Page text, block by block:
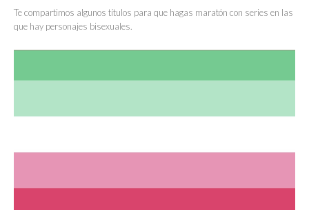
Te compartimos algunos títulos para que hagas maratón con series en las
que hay personajes bisexuales.